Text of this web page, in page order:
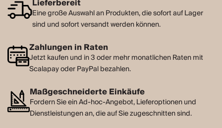
Lieferbereit
Eine große Auswahl an Produkten, die sofort auf Lager
sind und sofort versandt werden können.
Zahlungen in Raten
Jetzt kaufen und in 3 oder mehr monatlichen Raten mit
Scalapay oder PayPal bezahlen.
Maßgeschneiderte Einkäufe
Fordern Sie ein Ad-hoc-Angebot, Lieferoptionen und
Dienstleistungen an, die auf Sie zugeschnitten sind.